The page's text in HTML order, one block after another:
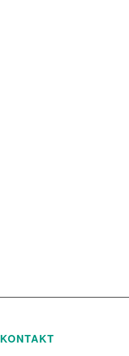
KONTAKT